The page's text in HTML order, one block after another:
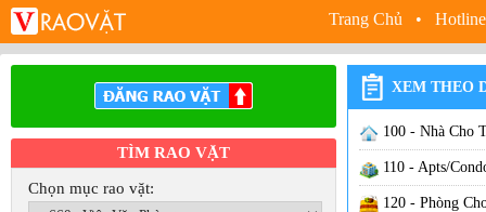
Trang Chủ •
TÌM RAO VẶT
Chọn mục rao vặt:
XEM THEO
100 - Nhà Cho
110 - Apts/
120 - Phòng